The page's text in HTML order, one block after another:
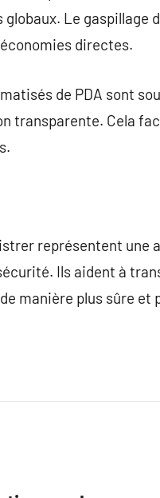
Le gaspillage
directes.
de PDA sont
transparente. Cela
représentent une
Ils aident à
manière plus sûre et